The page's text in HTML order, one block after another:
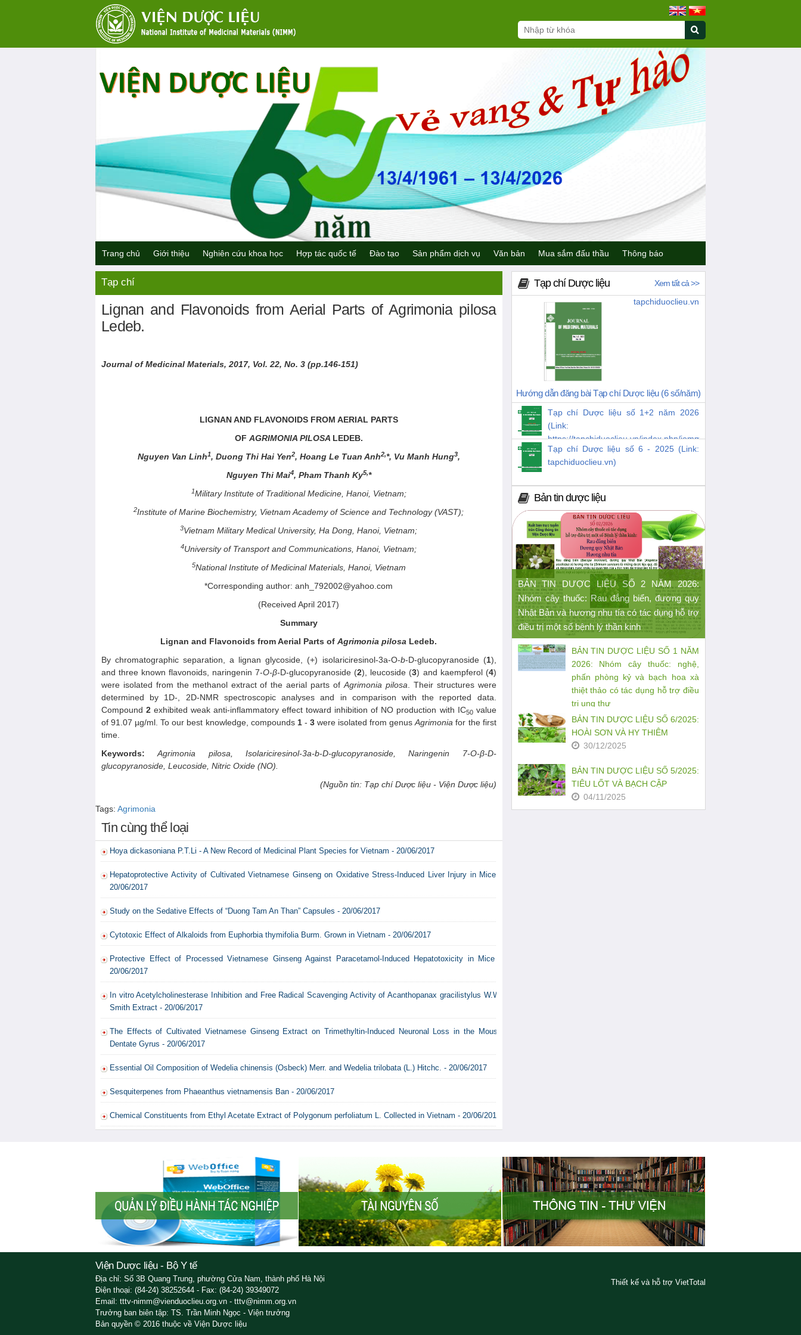
Trang chủ Giới thiệu Nghiên cứu khoa học Hợp tác quốc tế Đào tạo Sản phẩm dịch vụ Văn bản Mua sắm đấu thầu Thông báo
Liên hệ
Tạp chí
Lignan and Flavonoids from Aerial Parts of Agrimonia pilosa
Ledeb.
Journal of Medicinal Materials, 2017, Vol. 22, No. 3 (pp.146-151)
LIGNAN AND FLAVONOIDS FROM AERIAL PARTS
OF AGRIMONIA PILOSA LEDEB.
Nguyen Van Linh1, Duong Thi Hai Yen2, Hoang Le Tuan Anh2,*, Vu Manh Hung3,
Nguyen Thi Mai4, Pham Thanh Ky5,*
1Military Institute of Traditional Medicine, Hanoi, Vietnam;
2Institute of Marine Biochemistry, Vietnam Academy of Science and Technology (VAST);
3Vietnam Military Medical University, Ha Dong, Hanoi, Vietnam;
4University of Transport and Communications, Hanoi, Vietnam;
5National Institute of Medicinal Materials, Hanoi, Vietnam
*Corresponding author: anh_792002@yahoo.com
(Received April 2017)
Summary
Lignan and Flavonoids fromAerial Parts ofAgrimonia pilosa Ledeb.
By chromatographic separation, a lignan glycoside, (+) isolariciresinol-3a-O-b-D-glucopyranoside (1),
and three known flavonoids, naringenin 7-O-β-D-glucopyranoside (2), leucoside (3) and kaempferol (4)
were isolated from the methanol extract of the aerial parts of Agrimonia pilosa . Their structures were
determined by 1D-, 2D-NMR spectroscopic analyses and in comparison with the reported data.
Compound2 exhibited weak anti-inflammatory effect toward inhibition of NO production with IC50value
of 91.07 µg/ml. To our best knowledge, compounds 1 - 3were isolated from genusAgrimonia for the first
time.
Keywords: Agrimonia pilosa, Isolariciresinol-3a-b-D-glucopyranoside, Naringenin 7-O-β-D-
glucopyranoside, L eucoside, Nitric Oxide (NO)
(Nguồn tin: Tạp chí Dược liệu - Viện Dược liệu)
Tags: Agrimonia
Tin cùng thể loại
Hoya dickasoniana P.T.Li - A New Record of Medicinal Plant Species for Vietnam - 20/06/2017
Hepatoprotective Activity of Cultivated Vietnamese Ginseng on Oxidative Stress-Induced Liver Injury in Mice -
20/06/2017
Study on the Sedative Effects of “Duong Tam An Than” Capsules - 20/06/2017
Cytotoxic Effect of Alkaloids from Euphorbia thymifolia Burm. Grown in Vietnam - 20/06/2017
Protective Effect of Processed Vietnamese Ginseng Against Paracetamol-Induced Hepatotoxicity in Mice -
20/06/2017
In vitro Acetylcholinesterase Inhibition and Free Radical Scavenging Activity of Acanthopanax gracilistylus W.W.
Smith Extract - 20/06/2017
The Effects of Cultivated Vietnamese Ginseng Extract on Trimethyltin-Induced Neuronal Loss in the Mouse
Dentate Gyrus - 20/06/2017
Essential Oil Composition of Wedelia chinensis (Osbeck) Merr. and Wedelia trilobata (L.) Hitchc. - 20/06/2017
Sesquiterpenes from Phaeanthus vietnamensis Ban - 20/06/2017
Chemical Constituents from Ethyl Acetate Extract of Polygonum perfoliatum L. Collected in Vietnam - 20/06/2017
Tạp chí Dược liệu
Xem tất cả >>
tapchiduoclieu.vn
Hướng dẫn đăng bài Tạp chí Dược liệu (6 số/năm)
Tạp chí Dược liệu số 1+2 năm 2026
(Link:
https://tapchiduoclieu.vn/index.php/jomm/issue/view/38)
Tạp chí Dược liệu số 6 - 2025 (Link:
tapchiduoclieu.vn)
Bản tin dược liệu
BẢN TIN DƯỢC LIỆU SỐ 2 NĂM 2026:
Nhóm cây thuốc: Rau đắng biển, đương quy
Nhật Bản và hương nhu tía có tác dụng hỗ trợ
điều trị một số bệnh lý thần kinh
BẢN TIN DƯỢC LIỆU SỐ 1 NĂM
2026: Nhóm cây thuốc: nghệ,
phấn phòng kỷ và bạch hoa xà
thiệt thảo có tác dụng hỗ trợ điều
trị ung thư
27/03/2026
BẢN TIN DƯỢC LIỆU SỐ 6/2025:
HOÀI SƠN VÀ HY THIÊM
30/12/2025
BẢN TIN DƯỢC LIỆU SỐ 5/2025:
TIÊU LỐT VÀ BẠCH CẬP
04/11/2025
Viện Dược liệu - Bộ Y tế
Địa chỉ: Số 3B Quang Trung, phường Cửa Nam, thành phố Hà Nội
Điện thoại: (84-24) 38252644 - Fax: (84-24) 39349072
Email: tttv-nimm@vienduoclieu.org.vn - tttv@nimm.org.vn
Trưởng ban biên tập: TS. Trần Minh Ngọc - Viện trưởng
Bản quyền © 2016 thuộc về Viện Dược liệu
Thiết kế và hỗ trợ VietTotal